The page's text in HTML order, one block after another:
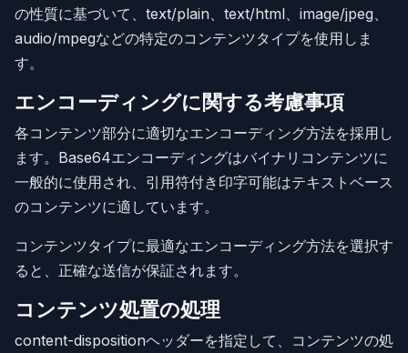
の性質に基づいて、text/plain、text/html、image/jpeg、
audio/mpegなどの特定のコンテンツタイプを使用しま
す。
エンコーディングに関する考慮事項
各コンテンツ部分に適切なエンコーディング方法を採用し
ます。Base64エンコーディングはバイナリコンテンツに
一般的に使用され、引用符付き印字可能はテキストベース
のコンテンツに適しています。
コンテンツタイプに最適なエンコーディング方法を選択す
ると、正確な送信が保証されます。
コンテンツ処置の処理
content-dispositionヘッダーを指定して、コンテンツの処